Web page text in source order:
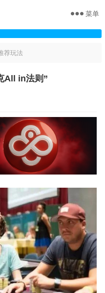
菜单
荐玩法
All in法则”